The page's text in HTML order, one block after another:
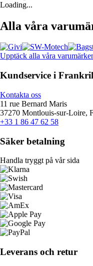
Loading...
Alla våra
Upptäck alla våra
Kundservice i
Kontakta oss
11 rue Bernard Maris
37270 Montlouis-sur-Loire,
+33 1 86 47 62 58
Säker betalning
Handla tryggt på vår sida
Leverans och retur